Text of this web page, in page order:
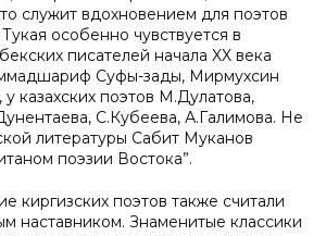
служит вдохновением для поэтов
особенно чувствуется в
писателей начала XX века
Суфы-зады, Мирмухсин
казахских поэтов М.Дулатова,
С.Кубеева, А.Галимова. Не
литературы Сабит Муканов
поэзии Востока”.
киргизских поэтов также считали
наставником. Знаменитые классики